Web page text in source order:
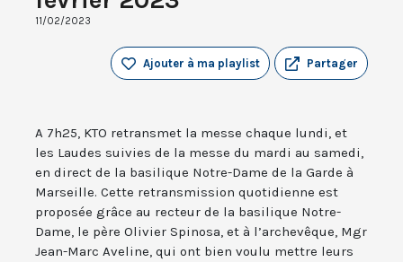
11/02/2023
Partager
Ajouter à ma playlist
A 7h25, KTO retransmet la messe chaque lundi, et
les Laudes suivies de la messe du mardi au samedi,
en direct de la basilique Notre-Dame de la Garde à
Marseille. Cette retransmission quotidienne est
proposée grâce au recteur de la basilique Notre-
Dame, le père Olivier Spinosa, et à l’archevêque, Mgr
Jean-Marc Aveline, qui ont bien voulu mettre leurs